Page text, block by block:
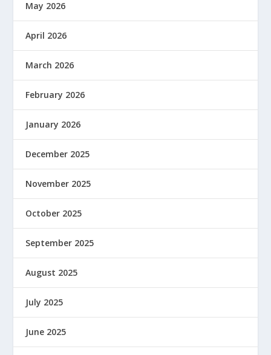
May 2026
April 2026
March 2026
February 2026
January 2026
December 2025
November 2025
October 2025
September 2025
August 2025
July 2025
June 2025